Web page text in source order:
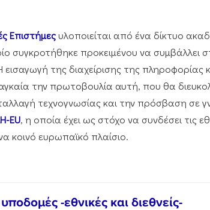
Επιστήμεςυλοποιείται από ένα δίκτυο
συγκροτήθηκε προκειμένου να συμβάλλει
της διαχείρισης της πληροφορίας
την πρωτοβουλία αυτή, που θα
τεχνογνωσίας και την πρόσβαση σε
EU, η οποία έχει ως στόχο να συνδέσει τις
κοινό ευρωπαϊκό πλαίσιο.
-εθνικές και διεθνείς-